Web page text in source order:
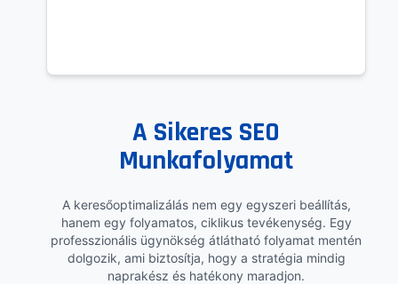
A Sikeres SEO
Munkafolyamat
A keresőoptimalizálás nem egy egyszeri beállítás,
hanem egy folyamatos, ciklikus tevékenység. Egy
professzionális ügynökség átlátható folyamat mentén
dolgozik, ami biztosítja, hogy a stratégia mindig
naprakész és hatékony maradjon.